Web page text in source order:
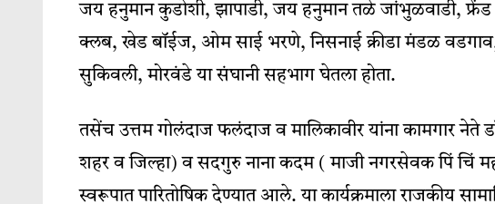
जय हनुमान कुडोशी, झापाडी, जय हनुमान तळे जांभुळवाडी,
क्लब, खेड बॉईज, ओम साई भरणे, निसनाई क्रीडा मंडळ
सुकिवली, मोरवंडे या संघानी सहभाग घेतला होता.
तसेंच उत्तम गोलंदाज फलंदाज व मालिकावीर यांना कामगार नेते
शहर व जिल्हा) व सदगुरु नाना कदम ( माजी नगरसेवक पिं चिं
स्वरूपात पारितोषिक देण्यात आले. या कार्यक्रमाला राजकीय